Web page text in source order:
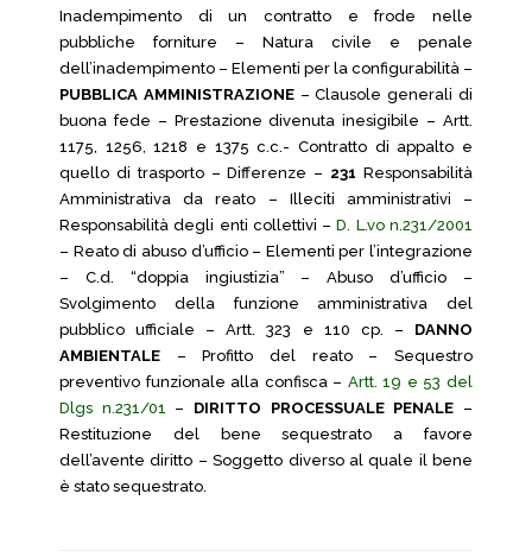
Inadempimento di un contratto e frode nelle
pubbliche forniture – Natura civile e penale
dell’inadempimento – Elementi per la configurabilità –
PUBBLICA AMMINISTRAZIONE– Clausole generali di
buona fede – Prestazione divenuta inesigibile – Artt.
1175, 1256, 1218 e 1375 c.c.- Contratto di appalto e
quello di trasporto – Differenze – 231 Responsabilità
Amministrativa da reato – Illeciti amministrativi –
Responsabilità degli enti collettivi –D. L.vo n.231/2001
– Reato di abuso d’ufficio – Elementi per l’integrazione
– C.d. “doppia ingiustizia” – Abuso d’ufficio –
Svolgimento della funzione amministrativa del
pubblico ufficiale – Artt. 323 e 110 cp. – DANNO
AMBIENTALE – Profitto del reato – Sequestro
preventivo funzionale alla confisca – Artt. 19 e 53 del
Dlgs n.231/01 – DIRITTO PROCESSUALE PENALE –
Restituzione del bene sequestrato a favore
dell’avente diritto – Soggetto diverso al quale il bene
è stato sequestrato.